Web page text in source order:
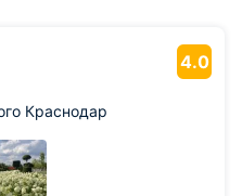
4.0
Краснодар